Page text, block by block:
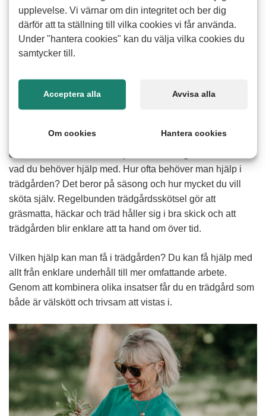
Vad ingår i trädgårdsarbete?
Det kan handla om allt från gräsklippning och
Trädgårdsarbete omfattar både löpande skötsel och
enstaka insatser beroende på hur din trädgård ser ut och
vad du behöver hjälp med. Hur ofta behöver man hjälp i
trädgården? Det beror på säsong och hur mycket du vill
sköta själv. Regelbunden trädgårdsskötsel gör att
gräsmatta, häckar och träd håller sig i bra skick och att
trädgården blir enklare att ta hand om över tid.
Vilken hjälp kan man få i trädgården? Du kan få hjälp med
allt från enklare underhåll till mer omfattande arbete.
Genom att kombinera olika insatser får du en trädgård som
både är välskött och trivsam att vistas i.
Hur går det till? Läs mer
upplevelse. Vi värnar om din integritet och ber dig
därför att ta ställning till vilka cookies vi får använda.
Under "hantera cookies" kan du välja vilka cookies du
samtycker till.
Acceptera alla Avvisa alla
Om cookies Hantera cookies